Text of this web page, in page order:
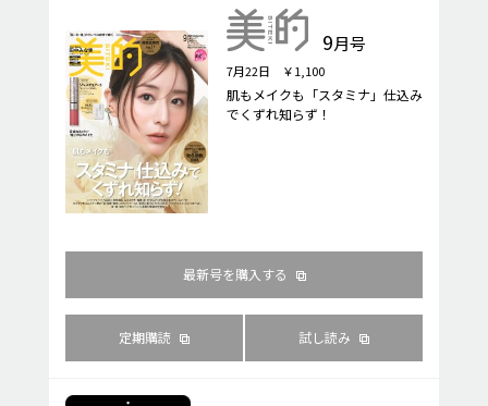
9月号
7月22日 ￥1,100
肌もメイクも「スタミナ」仕込み
でくずれ知らず！
最新号を購入する
定期購読 試し読み